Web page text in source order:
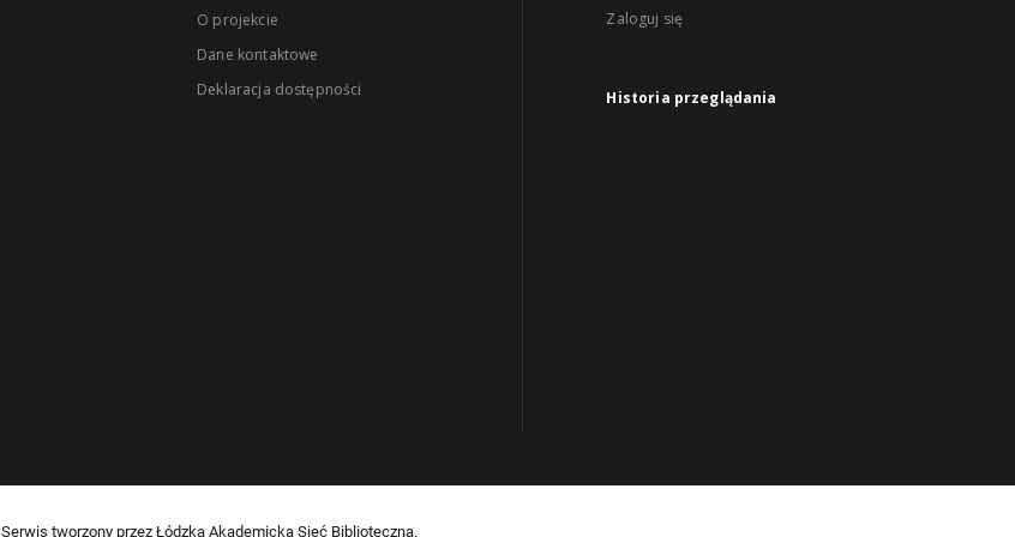
O projekcie
Dane kontaktowe
Deklaracja dostępności
Zaloguj się
Historia przeglądania
Serwis tworzony przez Łódzką Akademicką Sieć Biblioteczną.